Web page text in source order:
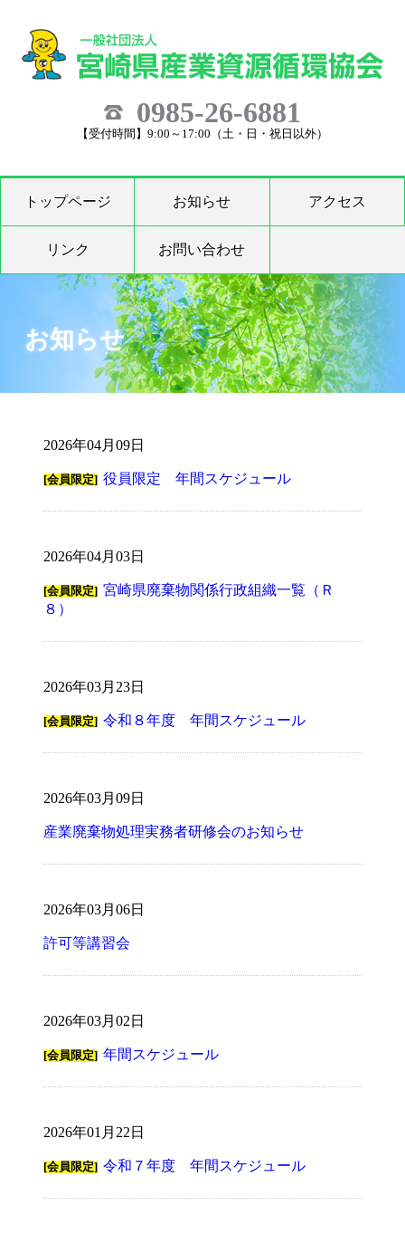
0985-26-6881
【受付時間】9:00～17:00（土・日・祝日以外）
トップページ お知らせ アクセス
リンク お問い合わせ
お知らせ
2026年04月09日
[会員限定] 役員限定 年間スケジュール
2026年04月03日
[会員限定] 宮崎県廃棄物関係行政組織一覧（Ｒ
８）
2026年03月23日
[会員限定] 令和８年度 年間スケジュール
2026年03月09日
産業廃棄物処理実務者研修会のお知らせ
2026年03月06日
許可等講習会
2026年03月02日
[会員限定] 年間スケジュール
2026年01月22日
[会員限定] 令和７年度 年間スケジュール